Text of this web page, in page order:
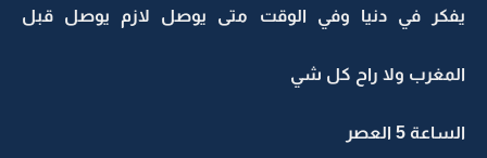
يفكر في دنيا وفي الوقت متى يوصل لازم يوصل قبل
المغرب ولا راح كل شي
الساعة 5 العصر